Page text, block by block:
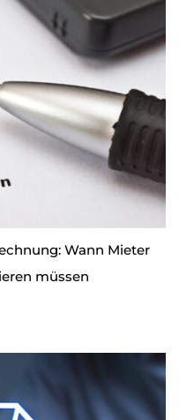
Wann Mieter
müssen